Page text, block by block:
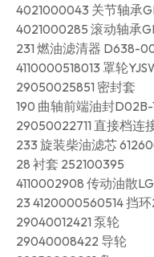
4021000043 关节轴承
4021000285 滚动轴承
231 燃油滤清器 D638-
4110000518013 罩轮
29050025851 密封套
190 曲轴前端油封
29050022711 直接档连
233 旋装柴油滤芯
28 衬套 252100395
4110002908 传动油散
23 4120000560514 挡
29040012421 泵轮
29040008422 导轮